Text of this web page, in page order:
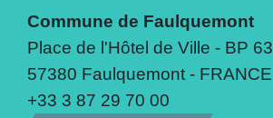
Commune de Faulquemont
Place de l'Hôtel de Ville - BP 63
57380 Faulquemont - FRANCE
+33 3 87 29 70 00